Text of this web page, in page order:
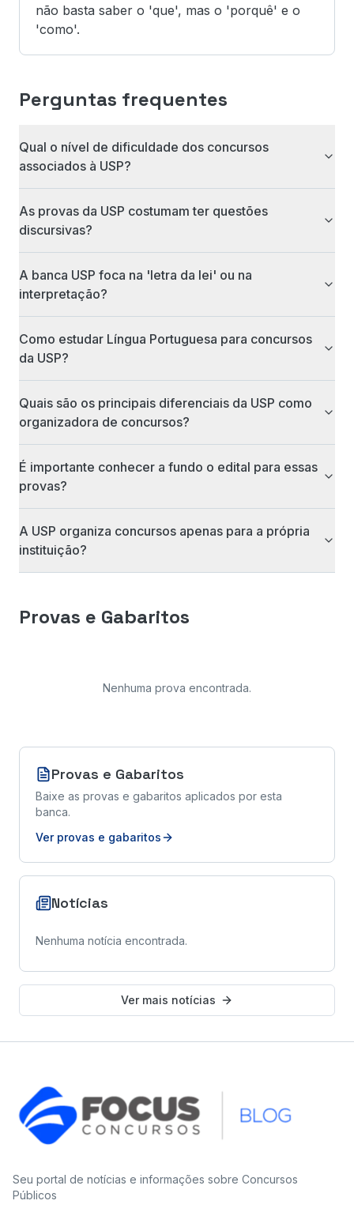
não basta saber o 'que', mas o 'porquê' e o
'como'.
Perguntas frequentes
Qual o nível de dificuldade dos concursos
associados à USP?
As provas da USP costumam ter questões
discursivas?
A banca USP foca na 'letra da lei' ou na
interpretação?
Como estudar Língua Portuguesa para concursos
da USP?
Quais são os principais diferenciais da USP como
organizadora de concursos?
É importante conhecer a fundo o edital para essas
provas?
A USP organiza concursos apenas para a própria
instituição?
Provas e Gabaritos
Nenhuma prova encontrada.
Provas e Gabaritos
Baixe as provas e gabaritos aplicados por esta
banca.
Ver provas e gabaritos
Notícias
Nenhuma notícia encontrada.
Ver mais notícias
Seu portal de notícias e informações sobre Concursos
Públicos